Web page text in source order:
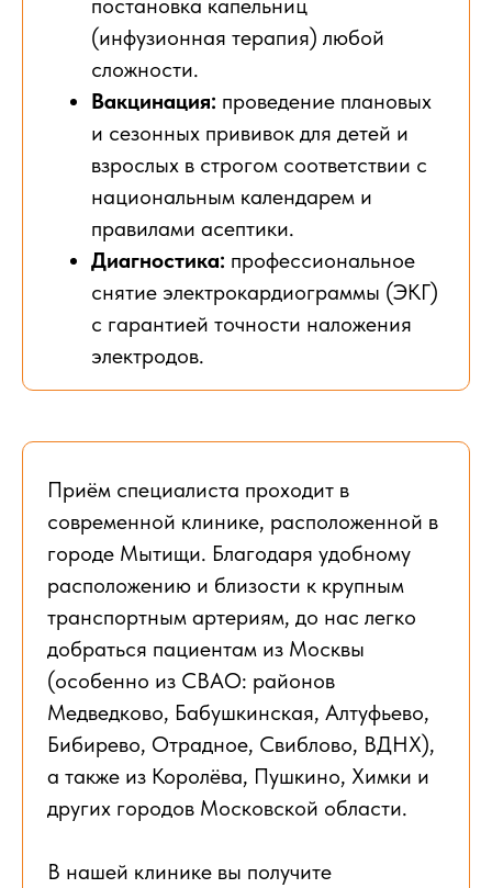
постановка капельниц
(инфузионная терапия) любой
сложности.
Вакцинация: проведение плановых
и сезонных прививок для детей и
взрослых в строгом соответствии с
национальным календарем и
правилами асептики.
Диагностика: профессиональное
снятие электрокардиограммы (ЭКГ)
с гарантией точности наложения
электродов.
Приём специалиста проходит в
современной клинике, расположенной в
городе Мытищи. Благодаря удобному
расположению и близости к крупным
транспортным артериям, до нас легко
добраться пациентам из Москвы
(особенно из СВАО: районов
Медведково, Бабушкинская, Алтуфьево,
Бибирево, Отрадное, Свиблово, ВДНХ),
а также из Королёва, Пушкино, Химки и
других городов Московской области.
В нашей клинике вы получите